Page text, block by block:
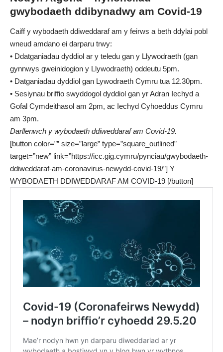
gwybodaeth ddibynadwy am Covid-19
Caiff y wybodaeth ddiweddaraf am y feirws a beth ddylai pobl
wneud amdano ei darparu trwy:
• Ddatganiadau dyddiol ar y teledu gan y Llywodraeth (gan
gynnwys gweinidogion y Llywodraeth) oddeutu 5pm.
• Datganiadau dyddiol gan Lywodraeth Cymru tua 12.30pm.
• Sesiynau briffio swyddogol dyddiol gan yrAdran Iechyd a
Gofal Cymdeithasol am 2pm, ac Iechyd Cyhoeddus Cymru
am 3pm.
Darllenwch y wybodaeth ddiweddaraf am Covid-19.
[button color=”” size=”large” type=”square_outlined”
target=”new” link=”https://icc.gig.cymru/pynciau/gwybodaeth-
ddiweddaraf-am-coronavirus-newydd-covid-19/”] Y
WYBODAETH DDIWEDDARAF AM COVID-19 [/button]